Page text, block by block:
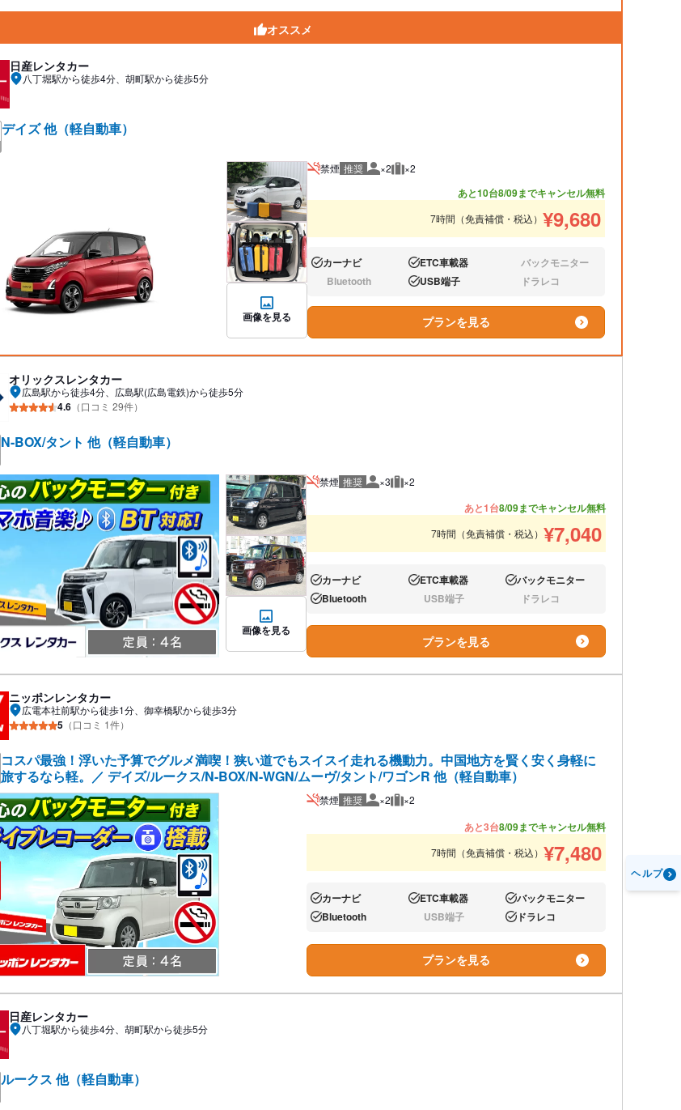
オススメ
日産レンタカー
八丁堀駅から徒歩4分、胡町駅から徒歩5分
デイズ 他（軽自動車）
画像を見る
禁煙 推奨 推奨人数
×2 推奨荷物
×2
あと10台8/09までキャンセル無料
7時間（免責補償・税込） ¥9,680
あり:カーナビ あり:ETC車載器 なし:バックモニター
なし:Bluetooth あり:USB端子 なし:ドラレコ
プランを見る
オリックスレンタカー
広島駅から徒歩4分、広島駅(広島電鉄)から徒歩5分
4.6 （口コミ 29件）
N-BOX/タント 他（軽自動車）
画像を見る
禁煙 推奨 推奨人数
×3 推奨荷物
×2
あと1台8/09までキャンセル無料
7時間（免責補償・税込） ¥7,040
あり:カーナビ あり:ETC車載器 あり:バックモニター
あり:Bluetooth なし:USB端子 なし:ドラレコ
プランを見る
ニッポンレンタカー
広電本社前駅から徒歩1分、御幸橋駅から徒歩3分
5 （口コミ 1件）
コスパ最強！浮いた予算でグルメ満喫！狭い道でもスイスイ走れる機動力。中国地方を賢く安く身軽に
旅するなら軽。／ デイズ/ルークス/N-BOX/N-WGN/ムーヴ/タント/ワゴンR 他（軽自動車）
禁煙 推奨 推奨人数
×2 推奨荷物
×2
あと3台8/09までキャンセル無料
7時間（免責補償・税込） ¥7,480
あり:カーナビ あり:ETC車載器 あり:バックモニター
あり:Bluetooth なし:USB端子 あり:ドラレコ
プランを見る
日産レンタカー
八丁堀駅から徒歩4分、胡町駅から徒歩5分
ルークス 他（軽自動車）
ヘルプ